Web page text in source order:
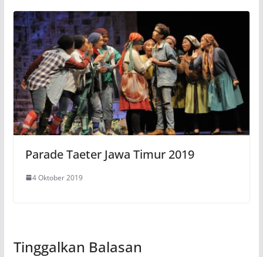
Parade Taeter Jawa Timur 2019
4 Oktober 2019
Tinggalkan Balasan